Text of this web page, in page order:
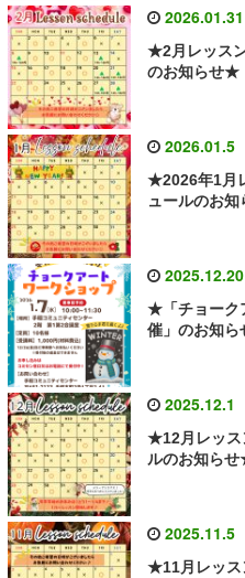
2026.01.31
★2月レッス
のお知らせ★
2026.01.5
★2026年1月
ュールのお
2025.12.20
★「チョーク
催」のお知
2025.12.1
★12月レッス
ルのお知ら
2025.11.5
★11月レッス